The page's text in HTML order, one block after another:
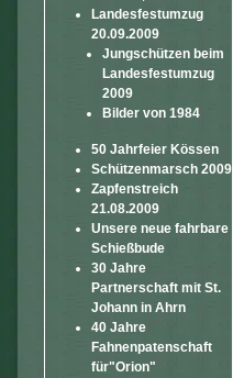
Landesfestumzug
20.09.2009
Jungschützen beim
Landesfestumzug
2009
Bilder von 1984
50 Jahrfeier Kössen
Schützenmarsch 2009
Zapfenstreich
21.08.2009
Unsere neue fahrbare
Schießbude
30 Jahre
Partnerschaft mit St.
Johann in Ahrn
40 Jahre
Fahnenpatenschaft
für"Orion"